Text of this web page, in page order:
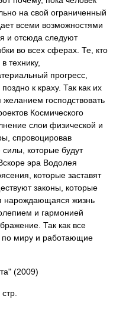
на свой ограниченный
всеми возможностями
и отсюда следуют
во всех сферах. Те, кто
технику,
прогресс,
к краху. Так как их
господствовать
Космического
слои физической и
спровоцировав
которые будут
эра Водолея
которые заставят
законы, которые
нарождающаяся жизнь
и гармонией
Так как все
по миру и работающие
(2009)